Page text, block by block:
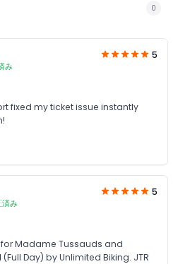
0
み
5
fixed my ticket issue instantly
済み
5
Madame Tussauds and
Day) by Unlimited Biking. JTR